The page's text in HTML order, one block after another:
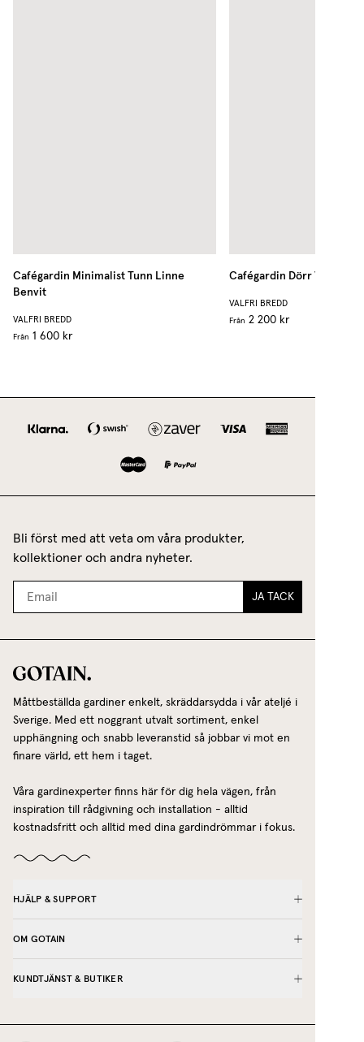
Cafégardin Minimalist Tunn Linne
Benvit
VALFRI BREDD
Från 1 600 kr
Cafégardin Dörr Vävd
VALFRI BREDD
Från 2 200 kr
Bli först med att veta om våra produkter,
kollektioner och andra nyheter.
JA TACK
Måttbeställda gardiner enkelt, skräddarsydda i vår ateljé i
Sverige. Med ett noggrant utvalt sortiment, enkel
upphängning och snabb leveranstid så jobbar vi mot en
finare värld, ett hem i taget.
Våra gardinexperter finns här för dig hela vägen, från
inspiration till rådgivning och installation - alltid
kostnadsfritt och alltid med dina gardindrömmar i fokus.
HJÄLP & SUPPORT
OM GOTAIN
KUNDTJÄNST & BUTIKER